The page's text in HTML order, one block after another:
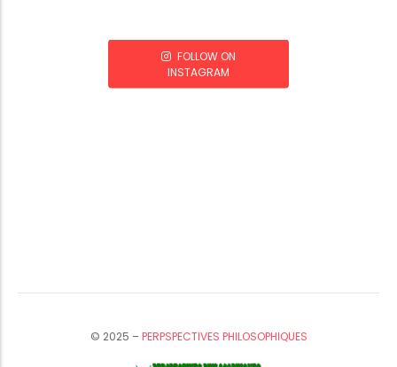
FOLLOW ON
INSTAGRAM
© 2025 –PERPSPECTIVES PHILOSOPHIQUES